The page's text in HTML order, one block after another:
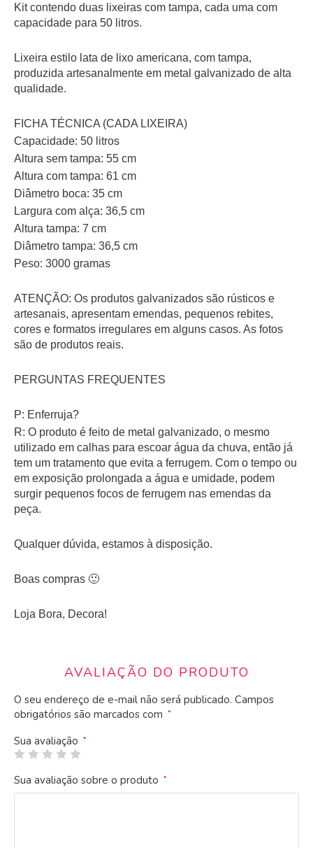
Kit contendo duas lixeiras com tampa, cada uma com
capacidade para 50 litros.
Lixeira estilo lata de lixo americana, com tampa,
produzida artesanalmente em metal galvanizado de alta
qualidade.
FICHA TÉCNICA (CADA LIXEIRA)
Capacidade: 50 litros
Altura sem tampa: 55 cm
Altura com tampa: 61 cm
Diâmetro boca: 35 cm
Largura com alça: 36,5 cm
Altura tampa: 7 cm
Diâmetro tampa: 36,5 cm
Peso: 3000 gramas
ATENÇÃO: Os produtos galvanizados são rústicos e
artesanais, apresentam emendas, pequenos rebites,
cores e formatos irregulares em alguns casos. As fotos
são de produtos reais.
PERGUNTAS FREQUENTES
P: Enferruja?
R: O produto é feito de metal galvanizado, o mesmo
utilizado em calhas para escoar água da chuva, então já
tem um tratamento que evita a ferrugem. Com o tempo ou
em exposição prolongada a água e umidade, podem
surgir pequenos focos de ferrugem nas emendas da
peça.
Qualquer dúvida, estamos à disposição.
Boas compras 🙂
Loja Bora, Decora!
AVALIAÇÃO DO PRODUTO
O seu endereço de e-mail não será publicado. Campos
obrigatórios são marcados com *
Sua avaliação *
Sua avaliação sobre o produto *